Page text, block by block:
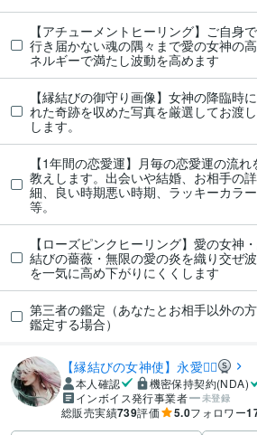
【アチューメントヒーリング】ご自身
行き届かない魂の隅々まで愛の女神の
ネルギーで満たし波動を高めます
【縁結びの御守り画像】女神の降臨時
れた奇跡を収めた写真を厳選してお渡
します。
【1年間の恋愛運】月毎の恋愛運の流れ
教えします。出会いや結婚、お相手の詳
細、良い時期悪い時期、ラッキーカラー
等。
【ローズピンクヒーリング】愛の女神
結びの薔薇・無限の愛の炎を織り交ぜ
を一気に高め下がりにくくします
第三者の鑑定（あなたとお相手以外の
鑑定する場合）
【縁結びの女神使】永愛❁⃘
本人確認
機密保持契約(NDA)
インボイス発行事業者
未登録
総販売実績739評価 5.0フォロワー